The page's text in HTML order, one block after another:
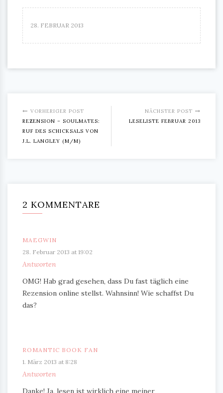
28. FEBRUAR 2013
VORHERIGER POST
REZENSION – SOULMATES:
RUF DES SCHICKSALS VON
J.L. LANGLEY (M/M)
NÄCHSTER POST
LESELISTE FEBRUAR 2013
2 KOMMENTARE
MAEGWIN
28. Februar 2013 at 19:02
Antworten
OMG! Hab grad gesehen, dass Du fast täglich eine
Rezension online stellst. Wahnsinn! Wie schaffst Du
das?
ROMANTIC BOOK FAN
1. März 2013 at 8:28
Antworten
Danke! Ja, lesen ist wirklich eine meiner